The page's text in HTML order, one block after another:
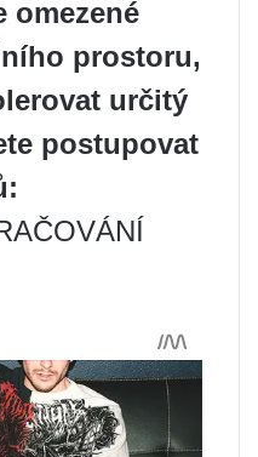
omezené
prostoru,
určitý
postupovat